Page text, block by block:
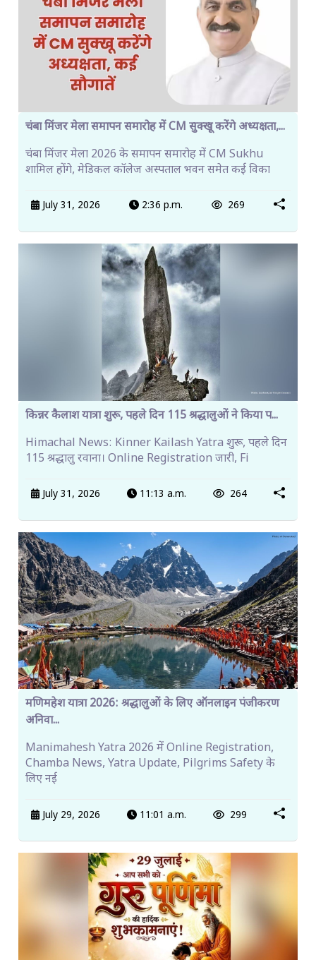
चंबा मिंजर मेला समापन समारोह में CM सुक्खू करेंगे अध्यक्षता,...
चंबा मिंजर मेला 2026 के समापन समारोह में CM Sukhu
शामिल होंगे, मेडिकल कॉलेज अस्पताल भवन समेत कई विका
July 31, 2026 2:36 p.m. 269
किन्नर कैलाश यात्रा शुरू, पहले दिन 115 श्रद्धालुओं ने किया प...
Himachal News: Kinner Kailash Yatra शुरू, पहले दिन
115 श्रद्धालु रवाना। Online Registration जारी, Fi
July 31, 2026 11:13 a.m. 264
मणिमहेश यात्रा 2026: श्रद्धालुओं के लिए ऑनलाइन पंजीकरण
अनिवा...
Manimahesh Yatra 2026 में Online Registration,
Chamba News, Yatra Update, Pilgrims Safety के
लिए नई
July 29, 2026 11:01 a.m. 299